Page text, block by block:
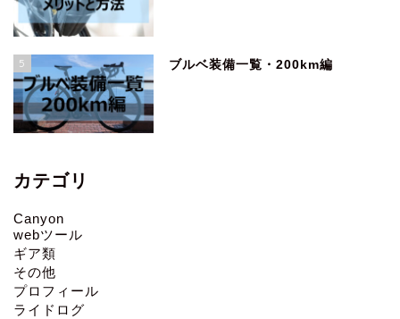
5 ブルベ装備一覧・200km編
カテゴリ
Canyon
webツール
ギア類
その他
プロフィール
ライドログ